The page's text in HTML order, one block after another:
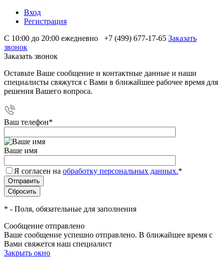
Вход
Регистрация
С 10:00 до 20:00 ежедневно
+7 (499) 677-17-65 Заказать
звонок
Заказать звонок
Оставьте Ваше сообщение и контактные данные и наши
специалисты свяжутся с Вами в ближайшее рабочее время для
решения Вашего вопроса.
Ваш телефон*
Ваше имя
Я согласен на обработку персональных данных.*
* - Поля, обязательные для заполнения
Сообщение отправлено
Ваше сообщение успешно отправлено. В ближайшее время с
Вами свяжется наш специалист
Закрыть окно